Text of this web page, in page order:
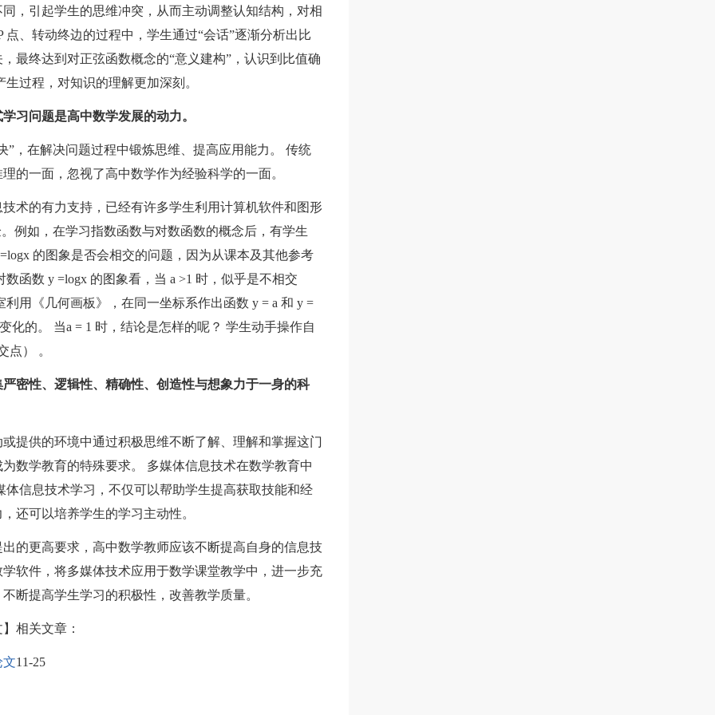
，引起学生的思维冲突，从而主动调整认知结构，对相
、转动终边的过程中，学生通过“会话”逐渐分析出比
最终达到对正弦函数概念的“意义建构”，认识到比值确
过程，对知识的理解更加深刻。
习问题是高中数学发展的动力。
在解决问题过程中锻炼思维、提高应用能力。 传统
的一面，忽视了高中数学作为经验科学的一面。
的有力支持，已经有许多学生利用计算机软件和图形
例如，在学习指数函数与对数函数的概念后，有学生
的图象是否会相交的问题，因为从课本及其他参考
函数 y =logx 的图象看，当 a >1 时，似乎是不相交
用《几何画板》，在同一坐标系作出函数 y = a 和 y =
化的。 当a = 1 时，结论是怎样的呢？ 学生动手操作自
点） 。
密性、逻辑性、精确性、创造性与想象力于一身的科
供的环境中通过积极思维不断了解、理解和掌握这门
数学教育的特殊要求。 多媒体信息技术在数学教育中
信息技术学习，不仅可以帮助学生提高获取技能和经
还可以培养学生的学习主动性。
更高要求，高中数学教师应该不断提高自身的信息技
软件，将多媒体技术应用于数学课堂教学中，进一步充
断提高学生学习的积极性，改善教学质量。
相关文章：
文11-25